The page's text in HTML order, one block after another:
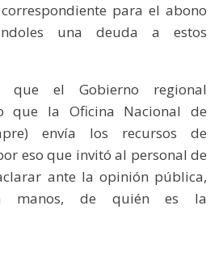
para el abono
una deuda a estos
que el Gobierno regional
que la Oficina Nacional de
envía los recursos de
eso que invitó al personal de
ante la opinión pública,
manos, de quién es la